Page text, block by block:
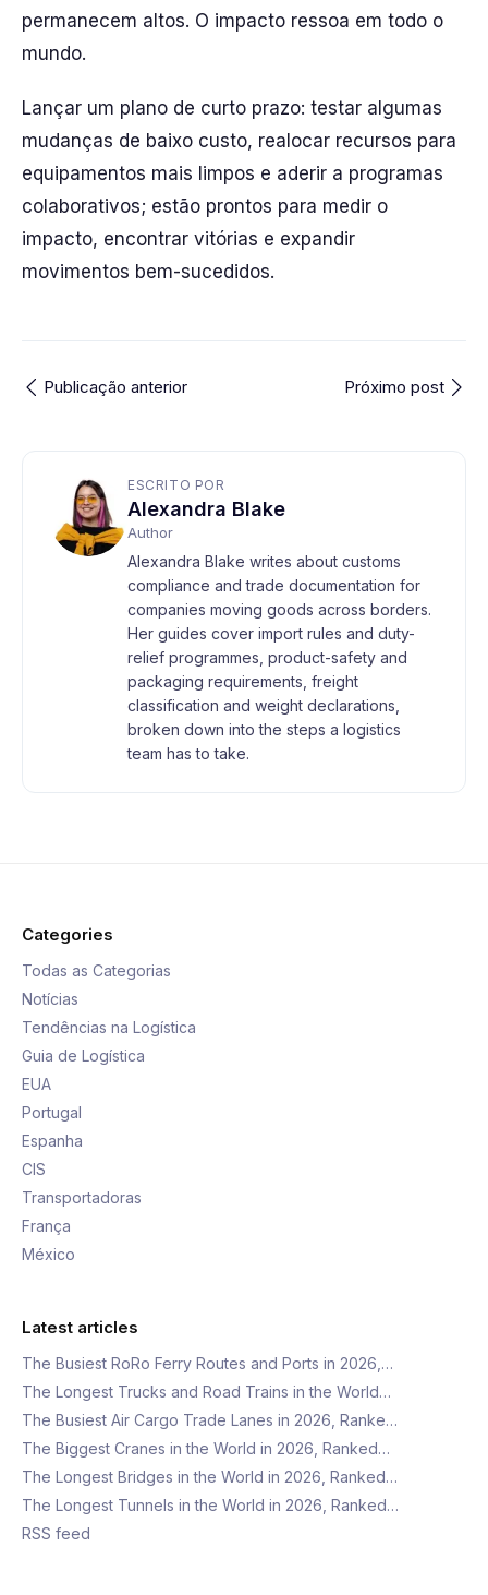
permanecem altos. O impacto ressoa em todo o
mundo.
Lançar um plano de curto prazo: testar algumas
mudanças de baixo custo, realocar recursos para
equipamentos mais limpos e aderir a programas
colaborativos; estão prontos para medir o
impacto, encontrar vitórias e expandir
movimentos bem-sucedidos.
Publicação anterior Próximo post
ESCRITO POR
Alexandra Blake
Author
Alexandra Blake writes about customs
compliance and trade documentation for
companies moving goods across borders.
Her guides cover import rules and duty-
relief programmes, product-safety and
packaging requirements, freight
classification and weight declarations,
broken down into the steps a logistics
team has to take.
Categories
Todas as Categorias
Notícias
Tendências na Logística
Guia de Logística
EUA
Portugal
Espanha
CIS
Transportadoras
França
México
Latest articles
The Busiest RoRo Ferry Routes and Ports in 2026,…
The Longest Trucks and Road Trains in the World…
The Busiest Air Cargo Trade Lanes in 2026, Ranke…
The Biggest Cranes in the World in 2026, Ranked…
The Longest Bridges in the World in 2026, Ranked…
The Longest Tunnels in the World in 2026, Ranked…
RSS feed